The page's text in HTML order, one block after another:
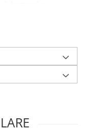
la intemperii, fără